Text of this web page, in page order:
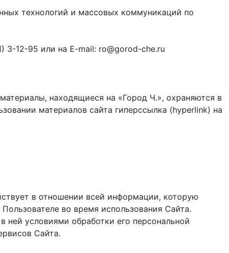
технологий и массовых коммуникаций по
3-12-95 или на E-mail: ro@gorod-che.ru
находящиеся на «Город Ч.», охраняются в
материалов сайта гиперссылка (hyperlink) на
в отношении всей информации, которую
во время использования Cайта.
ней условиями обработки его персональной
Сайта.